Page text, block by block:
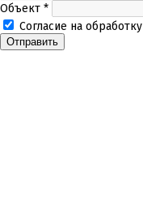
Объект *
Согласие на обработку